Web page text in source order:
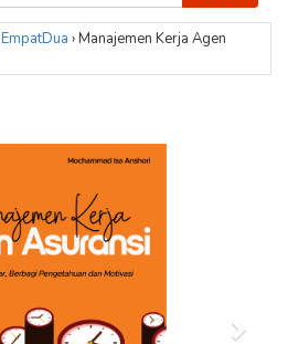
EmpatDua ›Manajemen Kerja Agen